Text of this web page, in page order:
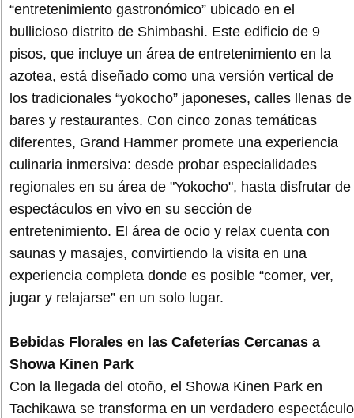
“entretenimiento gastronómico” ubicado en el
bullicioso distrito de Shimbashi. Este edificio de 9
pisos, que incluye un área de entretenimiento en la
azotea, está diseñado como una versión vertical de
los tradicionales “yokocho” japoneses, calles llenas de
bares y restaurantes. Con cinco zonas temáticas
diferentes, Grand Hammer promete una experiencia
culinaria inmersiva: desde probar especialidades
regionales en su área de "Yokocho", hasta disfrutar de
espectáculos en vivo en su sección de
entretenimiento. El área de ocio y relax cuenta con
saunas y masajes, convirtiendo la visita en una
experiencia completa donde es posible “comer, ver,
jugar y relajarse” en un solo lugar.
Bebidas Florales en las Cafeterías Cercanas a
Showa Kinen Park
Con la llegada del otoño, el Showa Kinen Park en
Tachikawa se transforma en un verdadero espectáculo